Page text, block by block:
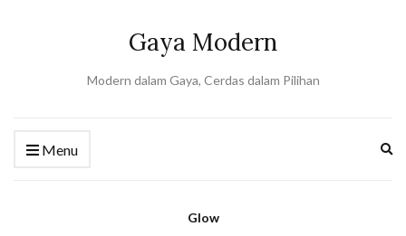
Gaya Modern
Modern dalam Gaya, Cerdas dalam Pilihan
Menu
Glow